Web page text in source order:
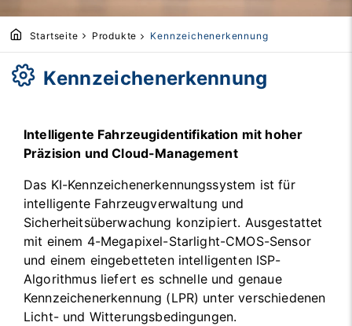
Startseite Produkte Kennzeichenerkennung
Kennzeichenerkennung
Intelligente Fahrzeugidentifikation mit hoher
Präzision und Cloud-Management
Das KI-Kennzeichenerkennungssystem ist für
intelligente Fahrzeugverwaltung und
Sicherheitsüberwachung konzipiert. Ausgestattet
mit einem 4-Megapixel-Starlight-CMOS-Sensor
und einem eingebetteten intelligenten ISP-
Algorithmus liefert es schnelle und genaue
Kennzeichenerkennung (LPR) unter verschiedenen
Licht- und Witterungsbedingungen.